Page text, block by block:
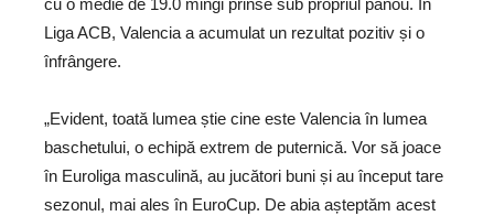
cu o medie de 19.0 mingi prinse sub propriul panou. În
Liga ACB, Valencia a acumulat un rezultat pozitiv și o
înfrângere.
„Evident, toată lumea știe cine este Valencia în lumea
baschetului, o echipă extrem de puternică. Vor să joace
în Euroliga masculină, au jucători buni și au început tare
sezonul, mai ales în EuroCup. De abia așteptăm acest